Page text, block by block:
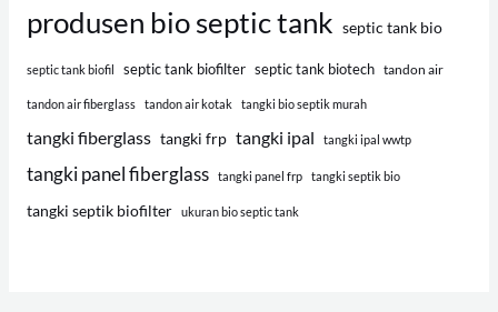
produsen bio septic tank septic tank bio
septic tank biofil septic tank biofilter septic tank biotech tandon air
tandon air fiberglass tandon air kotak tangki bio septik murah
tangki fiberglass tangki frp tangki ipal tangki ipal wwtp
tangki panel fiberglass tangki panel frp tangki septik bio
tangki septik biofilter ukuran bio septic tank